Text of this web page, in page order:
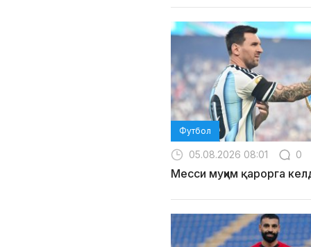
Футбол
05.08.2026 08:01 0
Месси муҳим қарорга